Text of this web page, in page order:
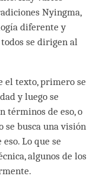
Nyingma,
diferente y
se dirigen al
el texto, primero se
y luego se
términos de eso, o
busca una visión
Lo que se
algunos de los